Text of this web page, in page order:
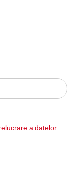
a datelor